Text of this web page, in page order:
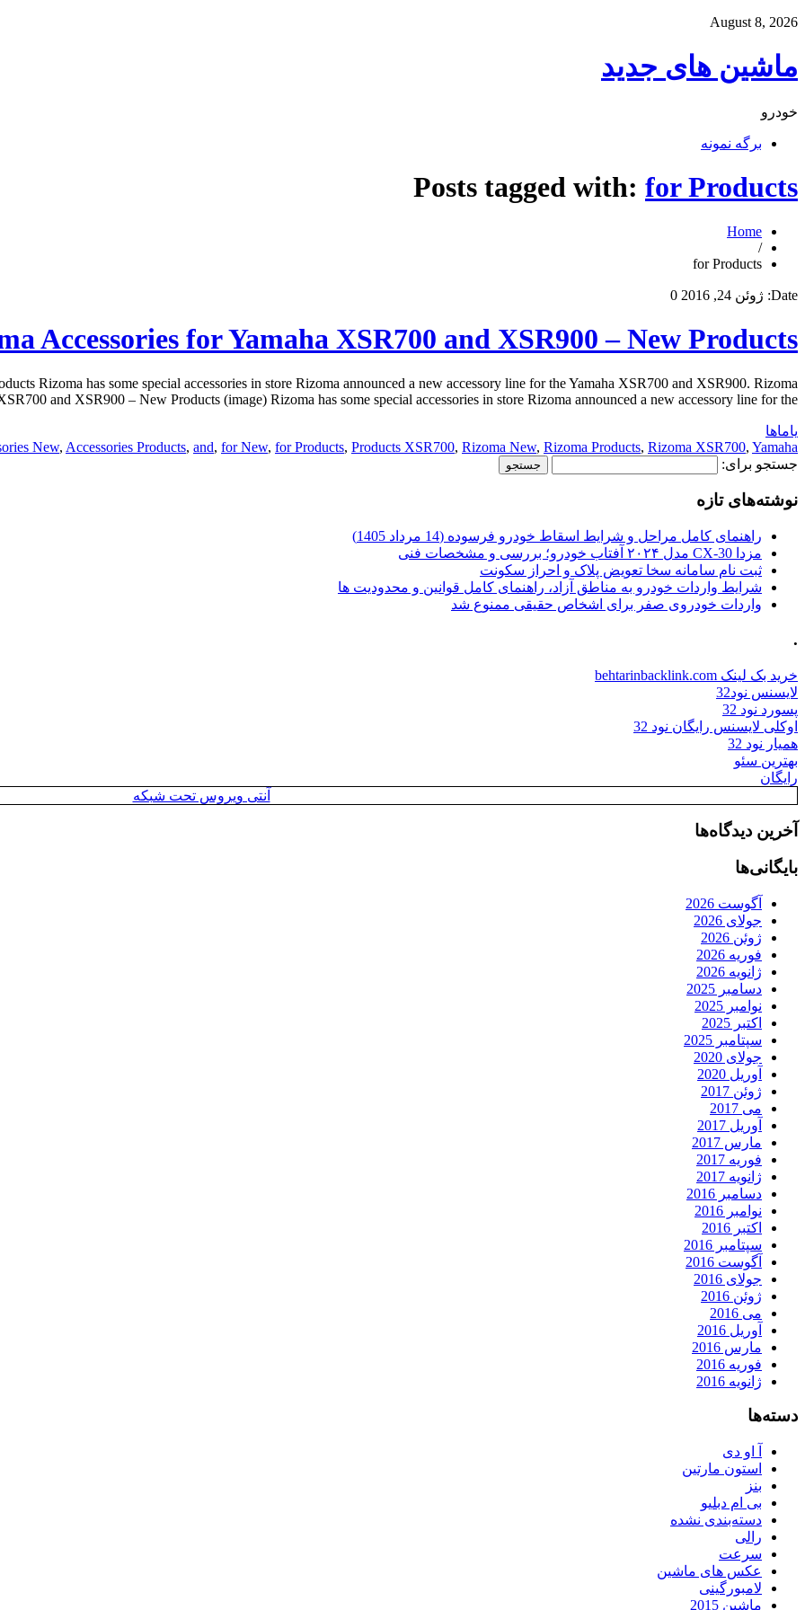
August 8, 2026
ماشین های جدید
خودرو
برگه نمونه
Posts tagged with: for Products
Home
/
for Products
Date: ژوئن 24, 2016 0
Accessories for Yamaha XSR700 and XSR900 – New Products
Rizoma has some special accessories in store Rizoma announced a new accessory line for the Yamaha XSR700 and XSR900. Rizoma
and XSR900 – New Products (image) Rizoma has some special accessories in store Rizoma announced a new accessory line for the […]
یاماها
New, Accessories Products, and, for New, for Products, Products XSR700, Rizoma New, Rizoma Products, Rizoma XSR700, Yamaha
جستجو برای:
نوشته‌های تازه
راهنمای کامل مراحل و شرایط اسقاط خودرو فرسوده (14 مرداد 1405)
مزدا CX-30 مدل ۲۰۲۴ آفتاب خودرو؛ بررسی و مشخصات فنی
ثبت نام سامانه سخا تعویض پلاک و احراز سکونت
شرایط واردات خودرو به مناطق آزاد، راهنمای کامل قوانین و محدودیت ها
واردات خودروی صفر برای اشخاص حقیقی ممنوع شد
.
خرید بک لینک behtarinbacklink.com
لایسنس نود32
پسورد نود 32
اوکلی لایسنس رایگان نود 32
همیار نود 32
بهترین سئو
رایگان
آنتی ویروس تحت شبکه
آخرین دیدگاه‌ها
بایگانی‌ها
آگوست 2026
جولای 2026
ژوئن 2026
فوریه 2026
ژانویه 2026
دسامبر 2025
نوامبر 2025
اکتبر 2025
سپتامبر 2025
جولای 2020
آوریل 2020
ژوئن 2017
می 2017
آوریل 2017
مارس 2017
فوریه 2017
ژانویه 2017
دسامبر 2016
نوامبر 2016
اکتبر 2016
سپتامبر 2016
آگوست 2016
جولای 2016
ژوئن 2016
می 2016
آوریل 2016
مارس 2016
فوریه 2016
ژانویه 2016
دسته‌ها
آ او دی
استون مارتین
بنز
بی ام دبلیو
دسته‌بندی نشده
رالی
سرعت
عکس های ماشین
لامبورگینی
ماشین 2015